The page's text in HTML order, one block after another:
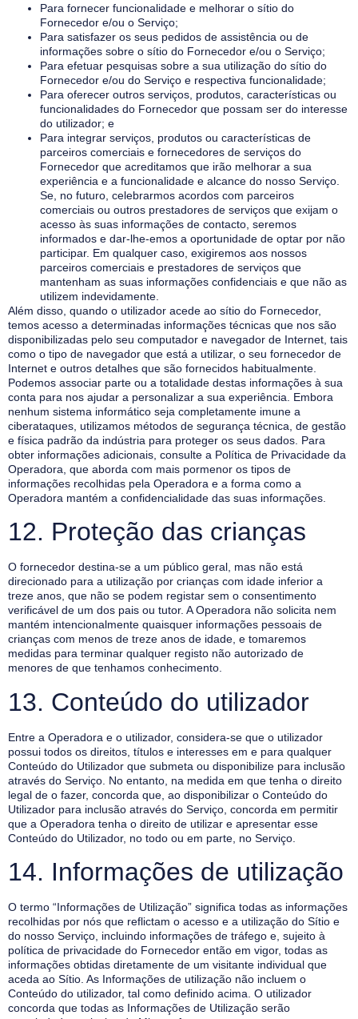
Para fornecer funcionalidade e melhorar o sítio do
Fornecedor e/ou o Serviço;
Para satisfazer os seus pedidos de assistência ou de
informações sobre o sítio do Fornecedor e/ou o Serviço;
Para efetuar pesquisas sobre a sua utilização do sítio do
Fornecedor e/ou do Serviço e respectiva funcionalidade;
Para oferecer outros serviços, produtos, características ou
funcionalidades do Fornecedor que possam ser do interesse
do utilizador; e
Para integrar serviços, produtos ou características de
parceiros comerciais e fornecedores de serviços do
Fornecedor que acreditamos que irão melhorar a sua
experiência e a funcionalidade e alcance do nosso Serviço.
Se, no futuro, celebrarmos acordos com parceiros
comerciais ou outros prestadores de serviços que exijam o
acesso às suas informações de contacto, seremos
informados e dar-lhe-emos a oportunidade de optar por não
participar. Em qualquer caso, exigiremos aos nossos
parceiros comerciais e prestadores de serviços que
mantenham as suas informações confidenciais e que não as
utilizem indevidamente.
Além disso, quando o utilizador acede ao sítio do Fornecedor,
temos acesso a determinadas informações técnicas que nos são
disponibilizadas pelo seu computador e navegador de Internet, tais
como o tipo de navegador que está a utilizar, o seu fornecedor de
Internet e outros detalhes que são fornecidos habitualmente.
Podemos associar parte ou a totalidade destas informações à sua
conta para nos ajudar a personalizar a sua experiência. Embora
nenhum sistema informático seja completamente imune a
ciberataques, utilizamos métodos de segurança técnica, de gestão
e física padrão da indústria para proteger os seus dados. Para
obter informações adicionais, consulte a Política de Privacidade da
Operadora, que aborda com mais pormenor os tipos de
informações recolhidas pela Operadora e a forma como a
Operadora mantém a confidencialidade das suas informações.
12. Proteção das crianças
O fornecedor destina-se a um público geral, mas não está
direcionado para a utilização por crianças com idade inferior a
treze anos, que não se podem registar sem o consentimento
verificável de um dos pais ou tutor. A Operadora não solicita nem
mantém intencionalmente quaisquer informações pessoais de
crianças com menos de treze anos de idade, e tomaremos
medidas para terminar qualquer registo não autorizado de
menores de que tenhamos conhecimento.
13. Conteúdo do utilizador
Entre a Operadora e o utilizador, considera-se que o utilizador
possui todos os direitos, títulos e interesses em e para qualquer
Conteúdo do Utilizador que submeta ou disponibilize para inclusão
através do Serviço. No entanto, na medida em que tenha o direito
legal de o fazer, concorda que, ao disponibilizar o Conteúdo do
Utilizador para inclusão através do Serviço, concorda em permitir
que a Operadora tenha o direito de utilizar e apresentar esse
Conteúdo do Utilizador, no todo ou em parte, no Serviço.
14. Informações de utilização
O termo “Informações de Utilização” significa todas as informações
recolhidas por nós que reflictam o acesso e a utilização do Sítio e
do nosso Serviço, incluindo informações de tráfego e, sujeito à
política de privacidade do Fornecedor então em vigor, todas as
informações obtidas diretamente de um visitante individual que
aceda ao Sítio. As Informações de utilização não incluem o
Conteúdo do utilizador, tal como definido acima. O utilizador
concorda que todas as Informações de Utilização serão